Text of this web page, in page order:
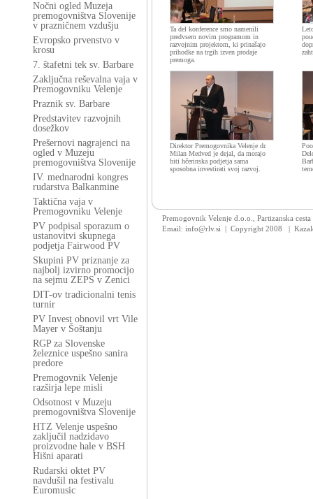
Nočni ogled Muzeja
premogovništva Slovenije
v prazničnem vzdušju
Evropsko prvenstvo v
krosu
7. štafetni tek sv. Barbare
Zaključna reševalna vaja v
Premogovniku Velenje
Praznik sv. Barbare
Predstavitev razvojnih
dosežkov
Prešernovi nagrajenci na
ogled v Muzeju
premogovništva Slovenije
IV. mednarodni kongres
rudarstva Balkanmine
Taktična vaja v
Premogovniku Velenje
PV podpisal sporazum o
ustanovitvi skupnega
podjetja Fairwood PV
Skupini PV priznanje za
najbolj izvirno promocijo
na sejmu ZEPS v Zenici
DIT-ov tradicionalni tenis
turnir
PV Invest obnovil vrt Vile
Mayer v Šoštanju
RGP za Slovenske
železnice uspešno sanira
predore
Premogovnik Velenje
razširja lepe misli
Odsotnost v Muzeju
premogovništva Slovenije
HTZ Velenje uspešno
zaključil nadzidavo
proizvodne hale v BSH
Hišni aparati
Rudarski oktet PV
navdušil na festivalu
Euromusic
Ta del konference smo namenili
predvsem novim programom in
razvojnim projektom, ki prinašajo
prihodke na trgih izven prodaje
premoga.
Direktor Premogovnika Velenje dr.
Milan Medved je dejal, da morajo
biti hčerinska podjetja sama
sposobna investirati svoj razvoj.
Premogovnik Velenje d.o.o., Partizanska
Email: info@rlv.si | Copyright 2008
|